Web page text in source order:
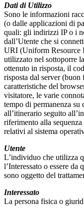
Dati di Utilizzo
Sono le informazioni
(o dalle applicazioni di
quali: gli indirizzi IP o i
dall’Utente che si
URI (Uniform Resource
utilizzato nel sottoporre
ottenuto in risposta, il
risposta dal server
caratteristiche del
visitatore, le varie
tempo di permanenza su
all’itinerario seguito
riferimento alla
relativi al sistema
Utente
L’individuo che utilizza
l’Interessato o essere
sono oggetto del
Interessato
La persona fisica o